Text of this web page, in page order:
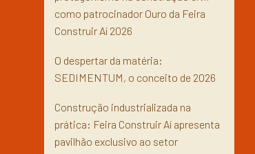
como patrocinador Ouro da Feira
Construir Aí 2026
O despertar da matéria:
SEDIMENTUM, o conceito de 2026
Construção industrializada na
prática: Feira Construir Aí apresenta
pavilhão exclusivo ao setor